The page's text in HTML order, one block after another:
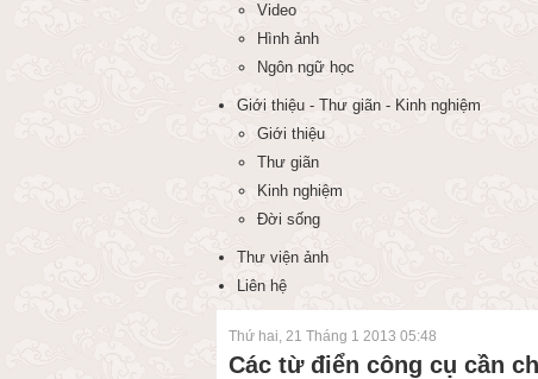
Video
Hình ảnh
Ngôn ngữ học
Giới thiệu - Thư giãn - Kinh nghiệm
Giới thiệu
Thư giãn
Kinh nghiệm
Đời sống
Thư viện ảnh
Liên hệ
Thứ hai, 21 Tháng 1 2013 05:48
Các từ điển công cụ cần